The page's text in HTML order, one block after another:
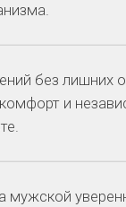
без лишних
и
мужской